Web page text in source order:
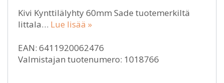
Kivi Kynttilälyhty 60mm Sade tuotemerkiltä
Iittala… Lue lisää »
EAN: 6411920062476
Valmistajan tuotenumero: 1018766